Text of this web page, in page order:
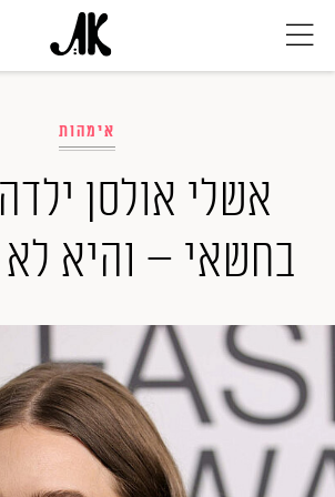
אופנה
ביוטי
ערוצים נוספים
המגזין
אימהות
אשלי אולסן
בחשאי – והיא